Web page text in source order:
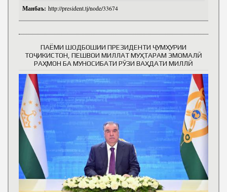
Манбаъ: http://president.tj/node/33674
ПАЁМИ ШОДБОШИИ ПРЕЗИДЕНТИ ҶУМҲУРИИ
ТОҶИКИСТОН, ПЕШВОИ МИЛЛАТ МУҲТАРАМ ЭМОМАЛӢ
РАҲМОН БА МУНОСИБАТИ РӮЗИ ВАҲДАТИ МИЛЛӢ